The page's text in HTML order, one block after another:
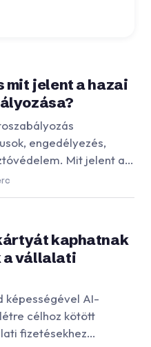
mit jelent a hazai
engedélyezés,
Mit jelent a…
kaphatnak
a vállalati
képességével AI-
célhoz kötött
fizetésekhez…